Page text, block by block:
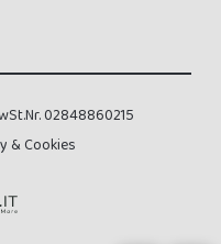
02848860215
& Cookies